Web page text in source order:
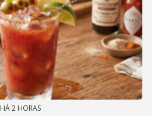
HÁ 2 HORAS